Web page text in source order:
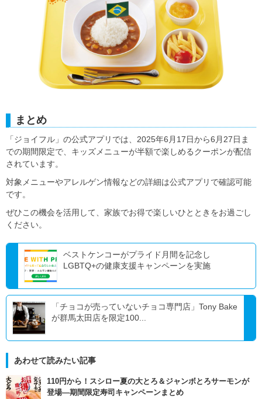
まとめ
「ジョイフル」の公式アプリでは、2025年6月17日から6月27日ま
での期間限定で、キッズメニューが半額で楽しめるクーポンが配信
されています。
対象メニューやアレルゲン情報などの詳細は公式アプリで確認可能
です。
ぜひこの機会を活用して、家族でお得で楽しいひとときをお過ごし
ください。
ベストケンコーがプライド月間を記念し
LGBTQ+の健康支援キャンペーンを実施
「チョコが売っていないチョコ専門店」Tony Bake
が群馬太田店を限定100...
あわせて読みたい記事
110円から！スシロー夏の大とろ＆ジャンボとろサーモンが
登場―期間限定寿司キャンペーンまとめ